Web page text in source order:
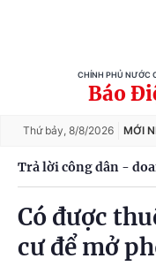
CHÍNH PHỦ NƯỚC
Báo
Thứ bảy, 8/8/2026 MỚI
Trả lời công dân -
Có được
cư để mở